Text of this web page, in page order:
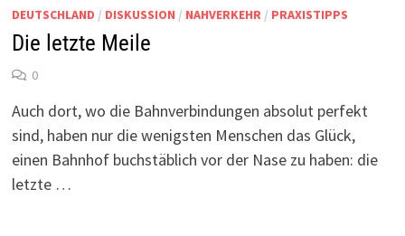
DEUTSCHLAND / DISKUSSION / NAHVERKEHR/ PRAXISTIPPS
Die letzte Meile
0
Auch dort, wo die Bahnverbindungen absolut perfekt
sind, haben nur die wenigsten Menschen das Glück,
einen Bahnhof buchstäblich vor der Nase zu haben: die
letzte …